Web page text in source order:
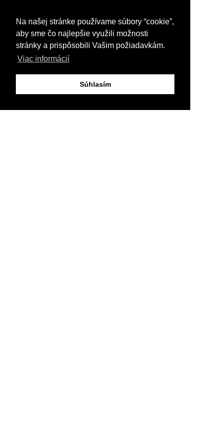
Na našej stránke používame súbory “cookie”,
aby sme čo najlepšie využili možnosti
stránky a prispôsobili Vašim požiadavkám.
Viac informácií
Súhlasím